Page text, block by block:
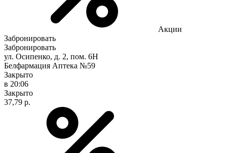
Акции
Забронировать
Забронировать
ул. Осипенко, д. 2, пом. 6Н
Белфармация Аптека №59
Закрыто
в 20:06
Закрыто
37,79 р.